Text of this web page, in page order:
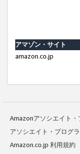
アマゾン・サイト
amazon.co.jp
Amazonアソシエイト
アソシエイト・プログ
Amazon.co.jp 利用規約